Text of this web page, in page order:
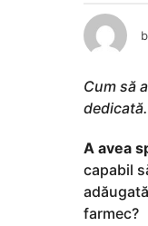
n
i
g
o
a
n
i
a
Cum să
A avea
capabil
farmec?